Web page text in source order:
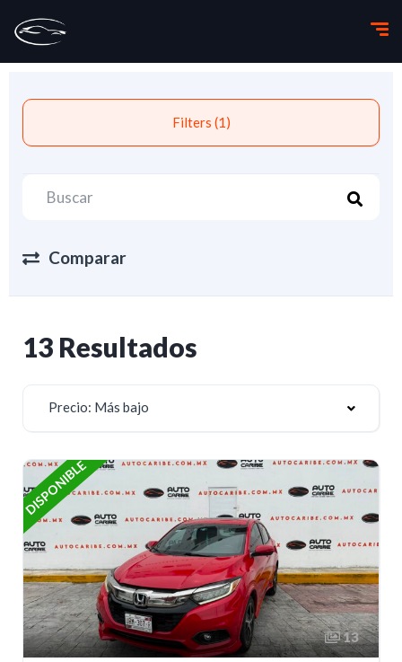
Filters (1)
Comparar
13 Resultados
Precio: Más bajo
DISPONIBLE
13